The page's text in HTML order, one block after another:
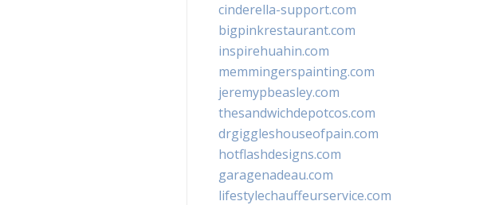
cinderella-support.com
bigpinkrestaurant.com
inspirehuahin.com
memmingerspainting.com
jeremypbeasley.com
thesandwichdepotcos.com
drgiggleshouseofpain.com
hotflashdesigns.com
garagenadeau.com
lifestylechauffeurservice.com